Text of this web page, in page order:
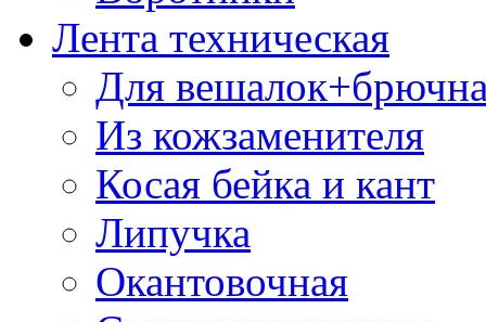
Лента техническая
Для
Из кожзаменителя
Косая бейка и кант
Липучка
Окантовочная